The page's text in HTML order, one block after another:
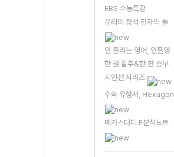
EBS 수능특강
윤리의 정석 현자의 돌
안 틀리는 영어, 안틀영
한 권 질주&한 판 승부
지인선 시리즈
수학 유형서, Hexagon
메가스터디 E분석노트